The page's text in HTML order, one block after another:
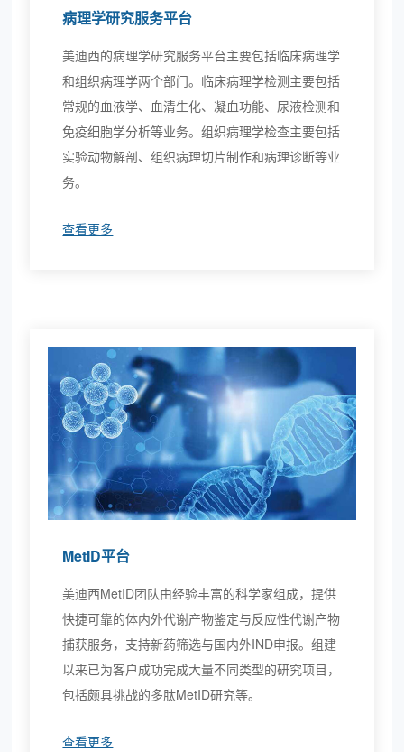
病理学研究服务平台
美迪西的病理学研究服务平台主要包括临床病理学
和组织病理学两个部门。临床病理学检测主要包括
常规的血液学、血清生化、凝血功能、尿液检测和
免疫细胞学分析等业务。组织病理学检查主要包括
实验动物解剖、组织病理切片制作和病理诊断等业
务。
查看更多
MetID平台
美迪西MetID团队由经验丰富的科学家组成，提供
快捷可靠的体内外代谢产物鉴定与反应性代谢产物
捕获服务，支持新药筛选与国内外IND申报。组建
以来已为客户成功完成大量不同类型的研究项目，
包括颇具挑战的多肽MetID研究等。
查看更多